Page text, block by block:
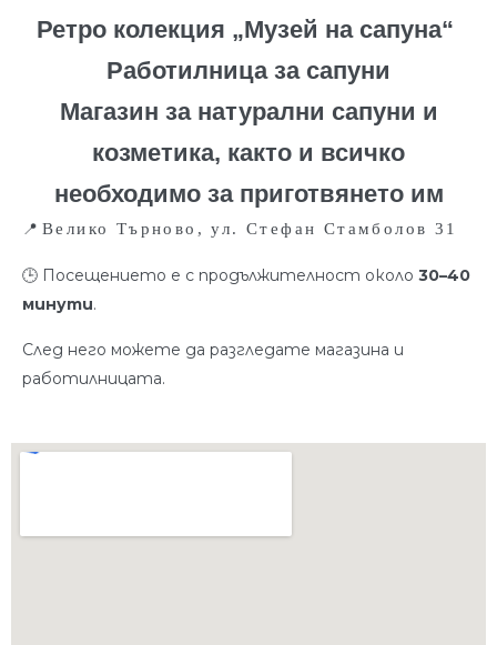
Ретро колекция „Музей на сапуна“
Работилница за сапуни
Магазин за натурални сапуни и
козметика, както и всичко
необходимо за приготвянето им
📍 Велико Търново, ул. Стефан Стамболов 31
🕒 Посещението е с продължителност около 30–40
минути.
След него можете да разгледате магазина и
работилницата.